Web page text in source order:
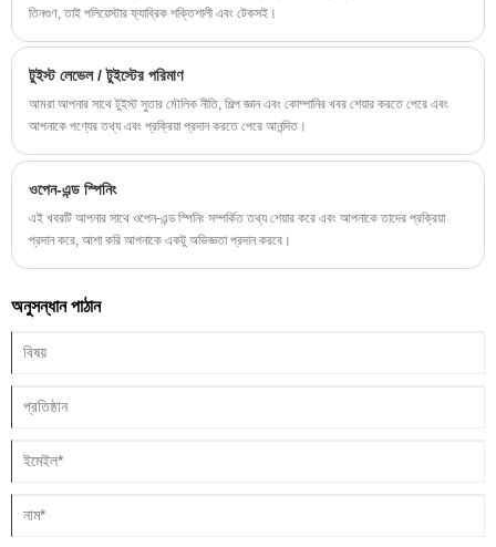
তিনগুণ, তাই পলিয়েস্টার ফ্যাব্রিক শক্তিশালী এবং টেকসই।
টুইস্ট লেভেল / টুইস্টের পরিমাণ
আমরা আপনার সাথে টুইস্ট সুতার মৌলিক নীতি, শিল্প জ্ঞান এবং কোম্পানির খবর শেয়ার করতে পেরে এবং
আপনাকে পণ্যের তথ্য এবং প্রক্রিয়া প্রদান করতে পেরে আনন্দিত।
ওপেন-এন্ড স্পিনিং
এই খবরটি আপনার সাথে ওপেন-এন্ড স্পিনিং সম্পর্কিত তথ্য শেয়ার করে এবং আপনাকে তাদের প্রক্রিয়া
প্রদান করে, আশা করি আপনাকে একটু অভিজ্ঞতা প্রদান করবে।
অনুসন্ধান পাঠান